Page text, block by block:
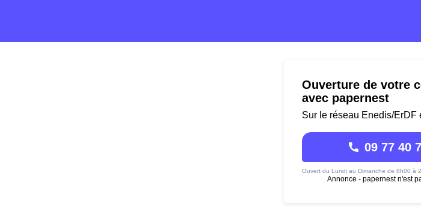
Ouverture de votre
avec papernest
Sur le réseau Enedis/
09 77 40
Ouvert du Lundi au Dimanche de 8h00 à
Annonce - papernest n'est